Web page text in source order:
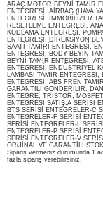
ARAÇ MOTOR BEYNİ TAMİR
ENTEGRESİ, AİRBAG (HAVA
ENTEGRESİ, İMMOBİLİZER
RESETLEME ENTEGRESİ,
KODLAMA ENTEGRESİ,
ENTEGRESİ, DİREKSİYON
SAATİ TAMİRİ ENTEGRESİ,
ENTEGRESİ, BODY BEYİN
BEYNİ TAMİR ENTEGRESİ,
ENTEGRESİ, ENDÜSTRİYEL
LAMBASI TAMİR ENTEGRESİ,
ENTEGRESİ, ABS FREN
GARANTİLİ GÖNDERİLİR.
ENTEGRE, TRİSTÖR,
ENTEGRESİ SATIŞ.A SERİSİ
BTS SERİSİ ENTEGRELER-C
ENTEGRELER-F SERİSİ
SERİSİ ENTEGRELER-L
ENTEGRELER-P SERİSİ
SERİSİ ENTEGRELER-V
ORiJİNAL VE GARANTİLİ
Sipariş vermeniz durumunda 1
fazla sipariş verebilirsiniz.